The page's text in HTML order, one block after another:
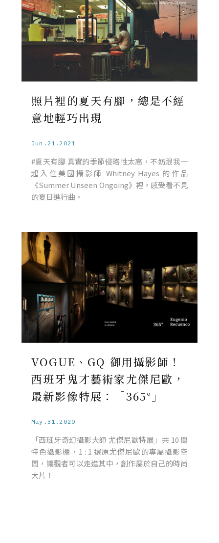
照片裡的夏天有腳，總是不經
意地輕巧出現
Jun.21.2021
#夏天有腳 真實的季節侵略性太高，不妨跟我一
起入住美國攝影師 Whitney Hayes 的作品
《Summer Unseen Ongoing》裡，感受看不見
的夏日進行曲。
VOGUE、GQ 御用攝影師！
西班牙鬼才藝術家尤傑尼歐，
最新影像特展：「365°」
May.31.2020
「西班牙奇幻攝影大師 尤傑尼歐特展」共 10 間
特色攝影棚，1 : 1 還原尤傑尼歐的專屬攝影空
間，讓觀者可以走進其中，創作屬於自己的時尚
大片！